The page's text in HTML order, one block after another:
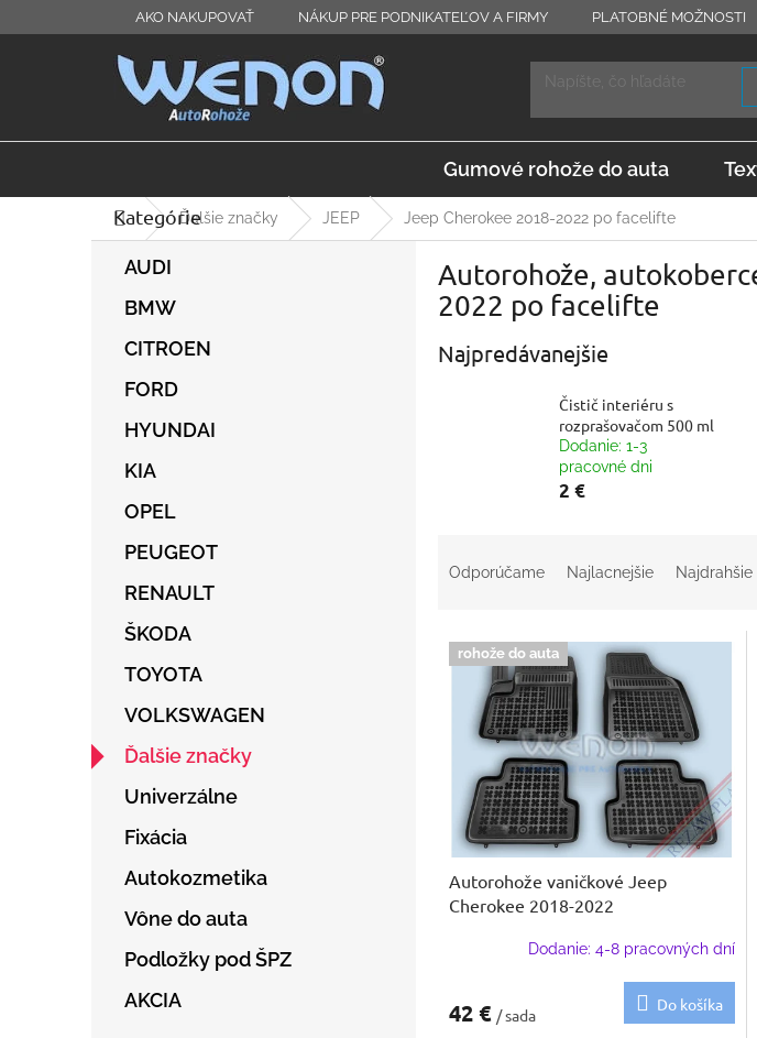
AKO NAKUPOVAŤ NÁKUP PRE PODNIKATEĽOV A FIRMY PLATOBNÉ MOŽNOSTI
Gumové rohože do auta
DomovĎalšie značky JEEP Jeep Cherokee 2018-2022 po facelifte
Preskočiť
kategórie
Kategórie
AUDI
BMW
CITROEN
FORD
HYUNDAI
KIA
OPEL
PEUGEOT
RENAULT
ŠKODA
TOYOTA
VOLKSWAGEN
Ďalšie značky
Univerzálne
Fixácia
Autokozmetika
Vône do auta
Podložky pod ŠPZ
AKCIA
Autorohože,
2022 po facelifte
Najpredávanejšie
Čistič interiéru s
rozprašovačom 500 ml
Dodanie: 1-3
pracovné dni
2 €
o
Odporúčame Najlacnejšie Najdrahšie
V rohože do auta
Autorohože vaničkové Jeep
Cherokee 2018-2022
Dodanie: 4-8 pracovných dní
42 € / sada
Do košíka